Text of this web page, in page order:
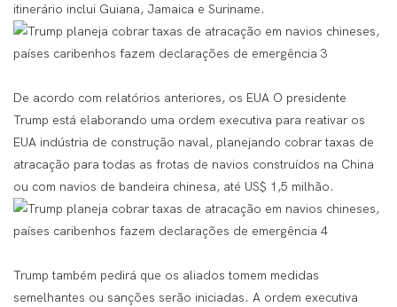
itinerário inclui Guiana, Jamaica e Suriname.
De acordo com relatórios anteriores, os EUA O presidente
Trump está elaborando uma ordem executiva para reativar os
EUA indústria de construção naval, planejando cobrar taxas de
atracação para todas as frotas de navios construídos na China
ou com navios de bandeira chinesa, até US$ 1,5 milhão.
Trump também pedirá que os aliados tomem medidas
semelhantes ou sanções serão iniciadas. A ordem executiva